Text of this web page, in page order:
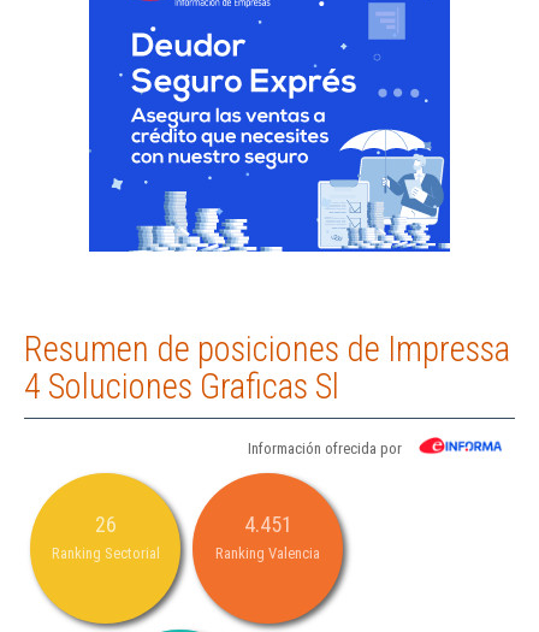
Resumen de posiciones de Impressa
4 Soluciones Graficas Sl
Información ofrecida por
26
Ranking Sectorial
4.451
Ranking Valencia